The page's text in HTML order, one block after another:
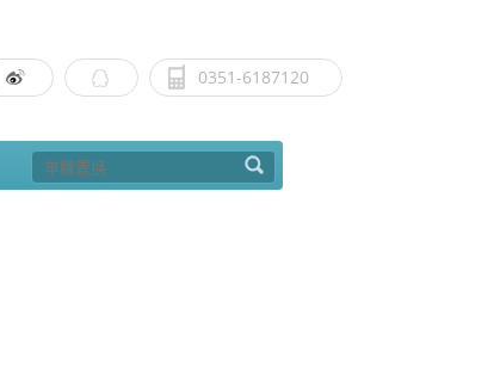
0351-6187120